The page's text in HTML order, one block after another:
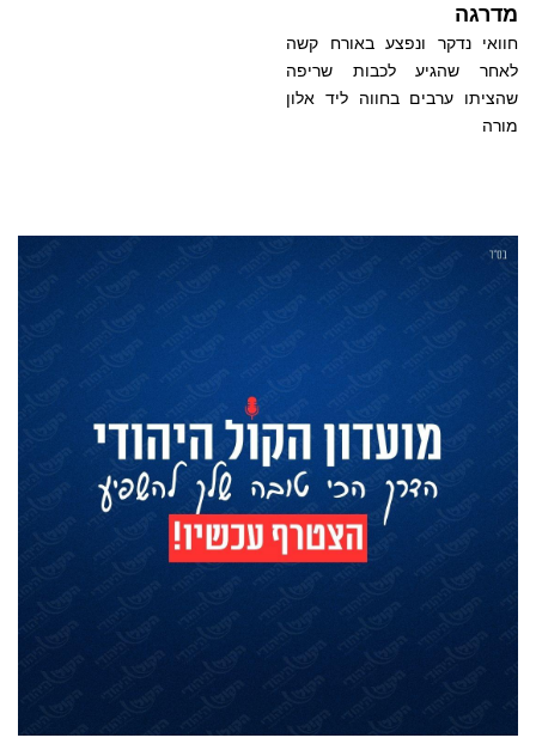
מדרגה
חוואי נדקר ונפצע באורח קשה
לאחר שהגיע לכבות שריפה
שהציתו ערבים בחווה ליד אלון
מורה